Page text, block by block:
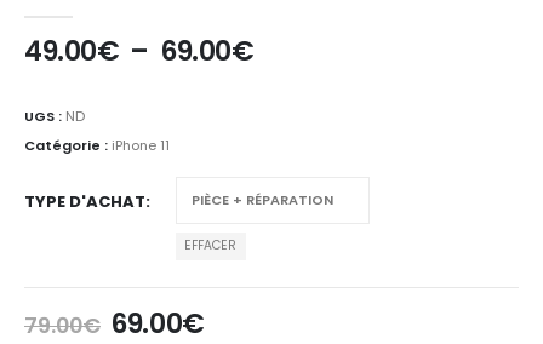
49.00€ – 69.00€
UGS : ND
Catégorie : iPhone 11
TYPE D'ACHAT
EFFACER
79.00€ 69.00€